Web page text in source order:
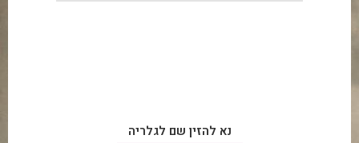
נא להזין שם לגלריה